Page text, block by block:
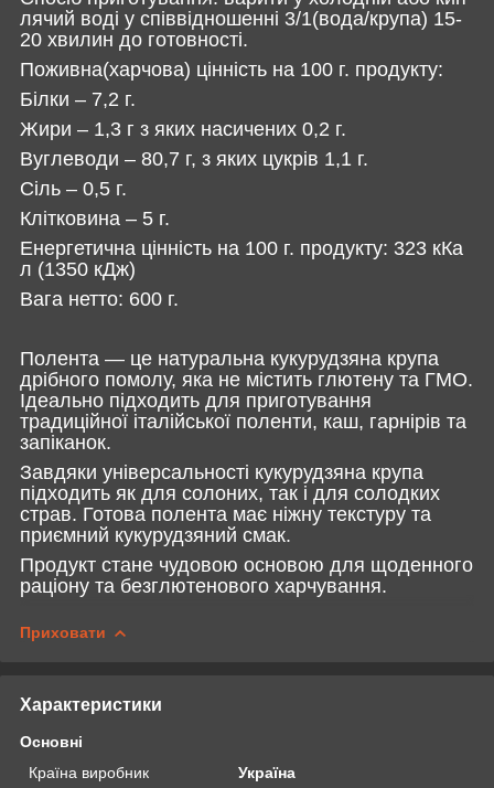
лячий воді у співвідношенні 3/1(вода/крупа) 15-
20 хвилин до готовності.
Поживна(харчова) цінність на 100 г. продукту:
Білки – 7,2 г.
Жири – 1,3 г з яких насичених 0,2 г.
Вуглеводи – 80,7 г, з яких цукрів 1,1 г.
Сіль – 0,5 г.
Клітковина – 5 г.
Енергетична цінність на 100 г. продукту: 323 кКа
л (1350 кДж)
Вага нетто: 600 г.
Полента — це натуральна кукурудзяна крупа
дрібного помолу, яка не містить глютену та ГМО.
Ідеально підходить для приготування
традиційної італійської поленти, каш, гарнірів та
запіканок.
Завдяки універсальності кукурудзяна крупа
підходить як для солоних, так і для солодких
страв. Готова полента має ніжну текстуру та
приємний кукурудзяний смак.
Продукт стане чудовою основою для щоденного
раціону та безглютенового харчування.
Приховати
Характеристики
Основні
Країна виробник
Україна